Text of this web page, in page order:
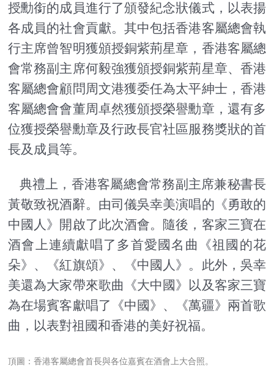
授勳銜的成員進行了頒發紀念狀儀式，以表揚
各成員的社會貢獻。其中包括香港客屬總會執
行主席曾智明獲頒授銅紫荊星章，香港客屬總
會常務副主席何毅強獲頒授銅紫荊星章、香港
客屬總會顧問周文港獲委任為太平紳士，香港
客屬總會會董周卓然獲頒授榮譽勳章，還有多
位獲授榮譽勳章及行政長官社區服務獎狀的首
長及成員等。
典禮上，香港客屬總會常務副主席兼秘書長
黃敬致祝酒辭。由司儀吳幸美演唱的《勇敢的
中國人》開啟了此次酒會。隨後，客家三寶在
酒會上連續獻唱了多首愛國名曲《祖國的花
朵》、《紅旗頌》、《中國人》。此外，吳幸
美還為大家帶來歌曲《大中國》以及客家三寶
為在場賓客獻唱了《中國》、《萬疆》兩首歌
曲，以表對祖國和香港的美好祝福。
頂圖：香港客屬總會首長與各位嘉賓在酒會上大合照。